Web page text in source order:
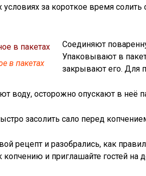
за короткое время солить
в пакетах
Соединяют
Упаковывают в
закрывают его. Для
воду, осторожно опускают в неё
засолить сало перед
рецепт и разобрались, как
копчению и приглашайте гостей на